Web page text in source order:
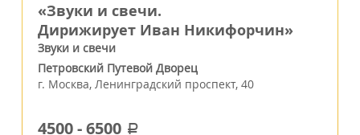
«Звуки и свечи.
Дирижирует Иван Никифорчин»
Звуки и свечи
Петровский Путевой Дворец
г. Москва, Ленинградский проспект, 40
4500-6500 a